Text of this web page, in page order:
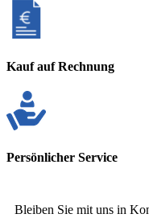
Kauf auf Rechnung
Persönlicher Service
Bleiben Sie mit uns in